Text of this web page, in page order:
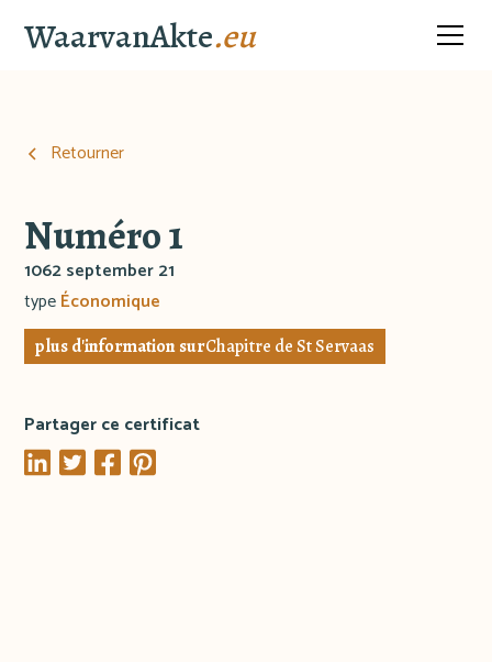
WaarvanAkte.eu
Retourner
Numéro 1
1062 september 21
typeÉconomique
plus d'information surChapitre de St Servaas
Partager ce certificat